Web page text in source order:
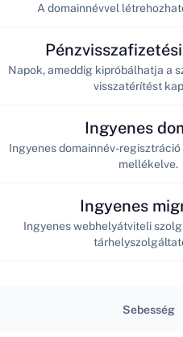
A domainnévvel
Napok, ameddig kipróbálhatja a
visszatérítést
Ingyenes
Ingyenes domainnév-
mellékelve.
Ingyenes
Ingyenes webhelyátviteli
Sebesség